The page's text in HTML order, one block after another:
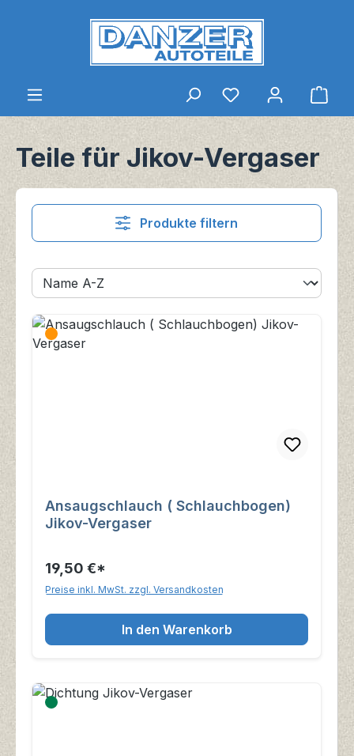
Zum Hauptinhalt springen
Du hast 0
Teile für Jikov-Vergaser
Produkte filtern
Ansaugschlauch ( Schlauchbogen)
Jikov-Vergaser
19,50 €*
Preise inkl. MwSt. zzgl. Versandkosten
In den Warenkorb